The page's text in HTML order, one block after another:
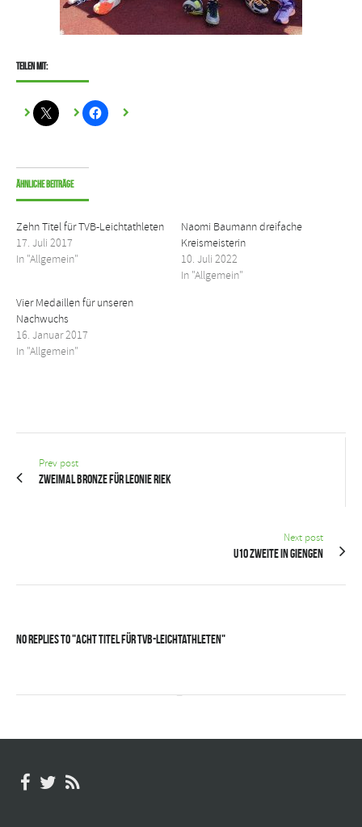
Teilen mit:
Ähnliche Beiträge
Zehn Titel für TVB-Leichtathleten
17. Juli 2017
In "Allgemein"
Naomi Baumann dreifache
Kreismeisterin
10. Juli 2022
In "Allgemein"
Vier Medaillen für unseren
Nachwuchs
16. Januar 2017
In "Allgemein"
Prev post
Zweimal Bronze für Leonie Riek
Next post
U10 Zweite in Giengen
No Replies to "Acht Titel für TVB-Leichtathleten"